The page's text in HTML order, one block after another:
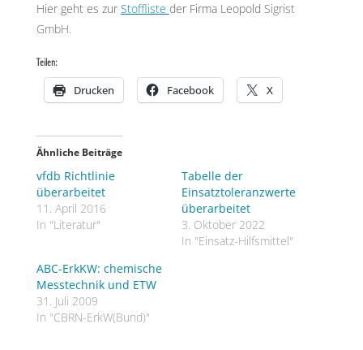
Hier geht es zur Stoffliste der Firma Leopold Sigrist
GmbH.
Teilen:
Drucken Facebook X
Ähnliche Beiträge
vfdb Richtlinie
überarbeitet
11. April 2016
In "Literatur"
Tabelle der
Einsatztoleranzwerte
überarbeitet
3. Oktober 2022
In "Einsatz-Hilfsmittel"
ABC-ErkKW: chemische
Messtechnik und ETW
31. Juli 2009
In "CBRN-ErkW(Bund)"